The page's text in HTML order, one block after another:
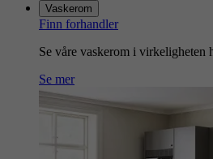
Vaskerom
Finn forhandler
Se våre vaskerom i virkeligheten
Se mer